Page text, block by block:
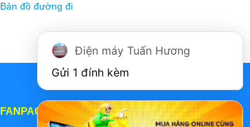
Bản đồ đường đi
FANPAGE
Điện máy Tuấn Hương
Gửi 1 đính kèm